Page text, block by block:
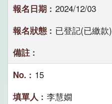
2024/12/03
已登記(已繳款)
15
李慧嫺